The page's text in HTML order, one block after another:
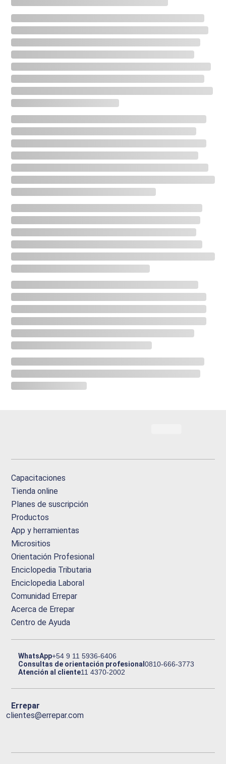
Capacitaciones
Tienda online
Planes de suscripción
Productos
App y herramientas
Micrositios
Orientación Profesional
Enciclopedia Tributaria
Enciclopedia Laboral
Comunidad Errepar
Acerca de Errepar
Centro de Ayuda
WhatsApp+54 9 11 5936-6406
Consultas de orientación profesional0810-666-3773
Atención al cliente11 4370-2002
Errepar
clientes@errepar.com